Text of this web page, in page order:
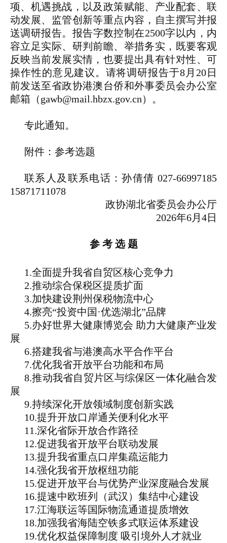
项、机遇挑战，以及政策赋能、产业配套、联
动发展、监管创新等重点内容，自主撰写并报
送调研报告。报告字数控制在2500字以内，内
容立足实际、研判前瞻、举措务实，既要客观
反映当前发展实情，也要提出具有针对性、可
操作性的意见建议。请将调研报告于8月20日
前发送至省政协港澳台侨和外事委员会办公室
邮箱（gawb@mail.hbzx.gov.cn）。
专此通知。
附件：参考选题
联系人及联系电话：孙倩倩 027-66997185
15871711078
政协湖北省委员会办公厅
2026年6月4日
参 考 选 题
1.全面提升我省自贸区核心竞争力
2.推动综合保税区提质扩面
3.加快建设荆州保税物流中心
4.擦亮“投资中国·优选湖北”品牌
5.办好世界大健康博览会 助力大健康产业发
展
6.搭建我省与港澳高水平合作平台
7.优化我省开放平台功能和布局
8.推动我省自贸片区与综保区一体化融合发
展
9.持续深化开放领域制度创新实践
10.提升开放口岸通关便利化水平
11.深化省际开放合作路径
12.促进我省开放平台联动发展
13.提升我省重点口岸集疏运能力
14.强化我省开放枢纽功能
15.促进开放平台与优势产业深度融合发展
16.提速中欧班列（武汉）集结中心建设
17.江海联运等国际物流通道提质增效
18.加强我省海陆空铁多式联运体系建设
19.优化权益保障制度 吸引境外人才就业